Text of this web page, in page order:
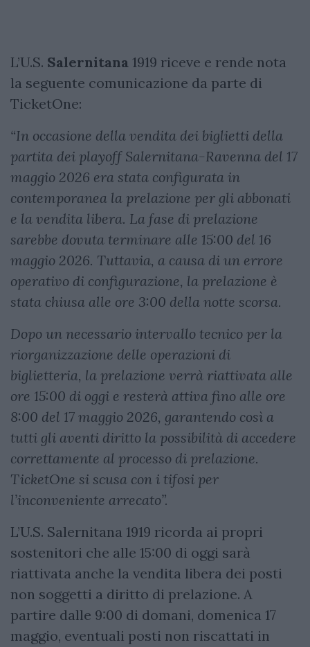
L’U.S. Salernitana 1919 riceve e rende nota
la seguente comunicazione da parte di
TicketOne:
“In occasione della vendita dei biglietti della
partita dei playoff Salernitana-Ravenna del 17
maggio 2026 era stata configurata in
contemporanea la prelazione per gli abbonati
e la vendita libera. La fase di prelazione
sarebbe dovuta terminare alle 15:00 del 16
maggio 2026. Tuttavia, a causa di un errore
operativo di configurazione, la prelazione è
stata chiusa alle ore 3:00 della notte scorsa.
Dopo un necessario intervallo tecnico per la
riorganizzazione delle operazioni di
biglietteria, la prelazione verrà riattivata alle
ore 15:00 di oggi e resterà attiva fino alle ore
8:00 del 17 maggio 2026, garantendo così a
tutti gli aventi diritto la possibilità di accedere
correttamente al processo di prelazione.
TicketOne si scusa con i tifosi per
l’inconveniente arrecato”.
L’U.S. Salernitana 1919 ricorda ai propri
sostenitori che alle 15:00 di oggi sarà
riattivata anche la vendita libera dei posti
non soggetti a diritto di prelazione. A
partire dalle 9:00 di domani, domenica 17
maggio, eventuali posti non riscattati in